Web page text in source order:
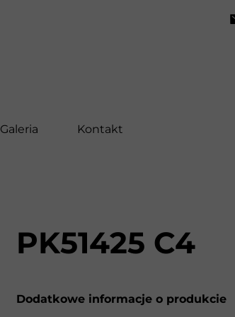
Galeria Kontakt
Dodatkowe informacje o produkcie
PK51425 C4